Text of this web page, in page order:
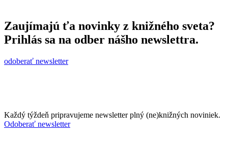
Zaujímajú ťa novinky z knižného sveta?
Prihlás sa na odber nášho newslettra.
odoberať newsletter
Každý týždeň pripravujeme newsletter plný (ne)knižných noviniek.
Odoberať newsletter